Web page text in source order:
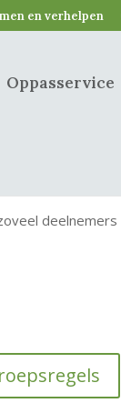
en verhelpen
Oppasservice